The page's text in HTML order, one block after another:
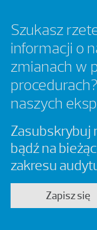
Szukasz
informacji o
zmianach w
naszych
Zasubskrybuj
bądź na
zakresu
Zapisz się